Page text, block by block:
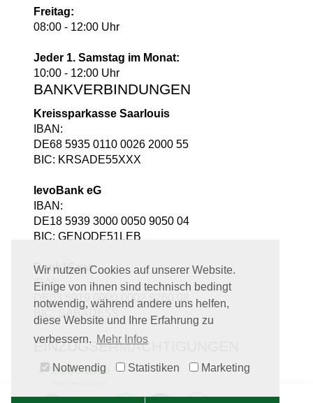
Wir nutzen Cookies auf unserer Website.
Einige von ihnen sind technisch bedingt
notwendig, während andere uns helfen,
diese Website und Ihre Erfahrung zu
verbessern. Mehr Infos
Notwendig Statistiken Marketing
Freitag:
08:00 - 12:00 Uhr
Jeder 1. Samstag im Monat:
10:00 - 12:00 Uhr
BANKVERBINDUNGEN
Kreissparkasse Saarlouis
IBAN:
DE68 5935 0110 0026 2000 55
BIC: KRSADE55XXX
levoBank eG
IBAN:
DE18 5939 3000 0050 9050 04
BIC: GENODE51LEB
Bank1Saar
IBAN:
DE03 5919 0000 0002 9260 08
BIC: SABADE5S
EINZUGSERMÄCHTIGUNGEN
Stadtkasse